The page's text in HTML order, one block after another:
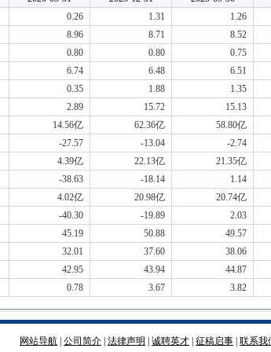
0.26 1.31 1.26
8.96 8.71 8.52
0.80 0.80 0.75
6.74 6.48 6.51
0.35 1.88 1.35
2.89 15.72 15.13
14.56亿 62.36亿 58.80亿
-27.57 -13.04 -2.74
4.39亿 22.13亿 21.35亿
-38.63 -18.14 1.14
4.02亿 20.98亿 20.74亿
-40.30 -19.89 2.03
45.19 50.88 49.57
32.01 37.60 38.06
42.95 43.94 44.87
0.78 3.67 3.82
网站导航 公司简介 法律声明 诚聘英才 征稿启事 联系我